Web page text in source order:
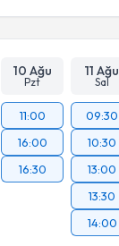
10 Ağu
Pzt
11 Ağu
Sal
11:00
16:00
16:30
09:30
10:30
13:00
13:30
14:00